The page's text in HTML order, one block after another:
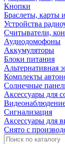
Кнопки
Браслеты, карты
Устройства
Считыватели,
Аудиодомофоны
Аккумуляторы
Блоки питания
Альтернативная
Комплекты
Солнечные
Аксессуары для
Сигнализация
Аксессуары для
Снято с